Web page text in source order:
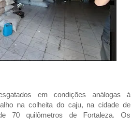
em condições análogas à
na colheita do caju, na cidade de
70 quilômetros de Fortaleza. Os